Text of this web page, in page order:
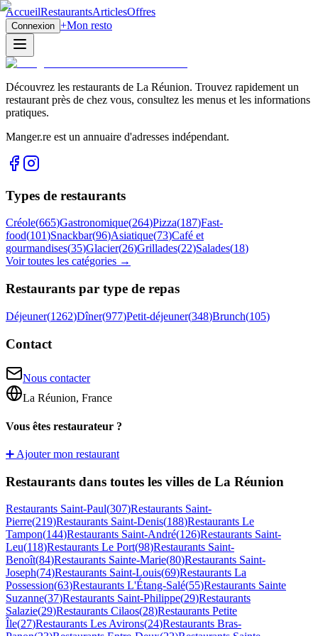
AccueilRestaurantsArticlesOffres
Connexion +Mon resto
Découvrez les restaurants de La Réunion. Trouvez rapidement un
restaurant près de chez vous, consultez les menus et les informations
pratiques.
Manger.re est un annuaire d'adresses indépendant.
Types de restaurants
Créole(665)Gastronomique(264)Pizza(187)Fast-
food(101)Snackbar(96)Asiatique(73)Café et
gourmandises(35)Glacier(26)Grillades(22)Salades(18)
Voir toutes les catégories →
Restaurants par type de repas
Déjeuner(1262)Dîner(977)Petit-déjeuner(348)Brunch(105)
Contact
Nous contacter
La Réunion, France
Vous êtes restaurateur ?
➕ Ajouter mon restaurant
Restaurants dans toutes les villes de La Réunion
Restaurants Saint-Paul(307)Restaurants Saint-
Pierre(219)Restaurants Saint-Denis(188)Restaurants Le
Tampon(144)Restaurants Saint-André(126)Restaurants Saint-
Leu(118)Restaurants Le Port(98)Restaurants Saint-
Benoît(84)Restaurants Sainte-Marie(80)Restaurants Saint-
Joseph(74)Restaurants Saint-Louis(69)Restaurants La
Possession(63)Restaurants L'Étang-Salé(55)Restaurants Sainte
Suzanne(37)Restaurants Saint-Philippe(29)Restaurants
Salazie(29)Restaurants Cilaos(28)Restaurants Petite
Île(27)Restaurants Les Avirons(24)Restaurants Bras-